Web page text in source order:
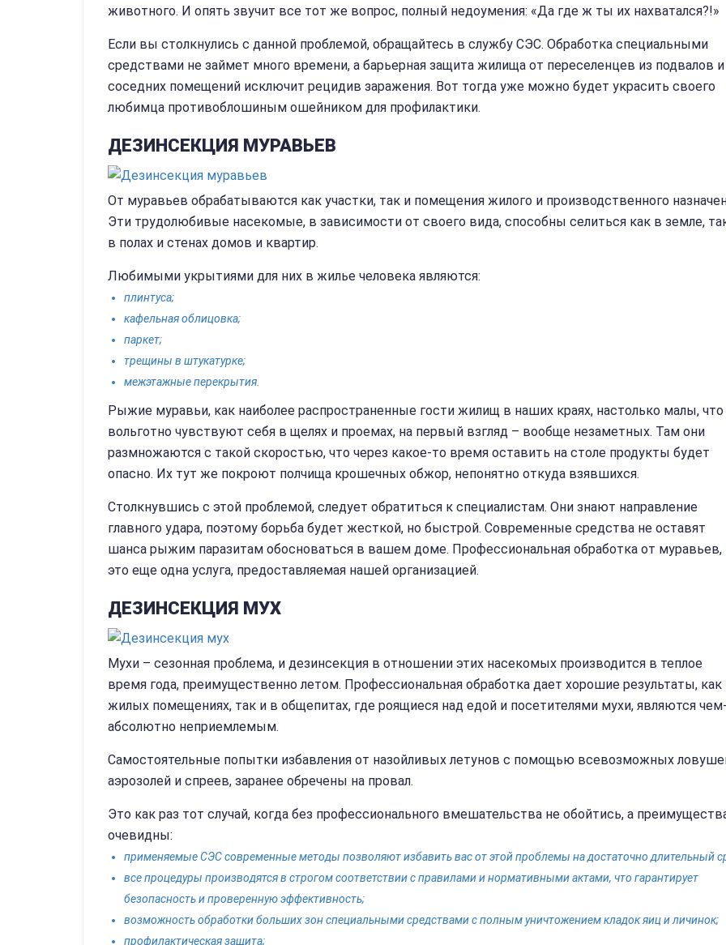
животного. И опять звучит все тот же вопрос, полный недоумения: «Да где ж ты их нахватался?!»
Если вы столкнулись с данной проблемой, обращайтесь в службу СЭС. Обработка специальными
средствами не займет много времени, а барьерная защита жилища от переселенцев из подвалов и
соседних помещений исключит рецидив заражения. Вот тогда уже можно будет украсить своего
любимца противоблошиным ошейником для профилактики.
ДЕЗИНСЕКЦИЯ МУРАВЬЕВ
От муравьев обрабатываются как участки, так и помещения жилого и производственного
Эти трудолюбивые насекомые, в зависимости от своего вида, способны селиться как в земле,
в полах и стенах домов и квартир.
Любимыми укрытиями для них в жилье человека являются:
плинтуса;
кафельная облицовка;
паркет;
трещины в штукатурке;
межэтажные перекрытия.
Рыжие муравьи, как наиболее распространенные гости жилищ в наших краях, настолько малы, что
вольготно чувствуют себя в щелях и проемах, на первый взгляд – вообще незаметных. Там они
размножаются с такой скоростью, что через какое-то время оставить на столе продукты будет
опасно. Их тут же покроют полчища крошечных обжор, непонятно откуда взявшихся.
Столкнувшись с этой проблемой, следует обратиться к специалистам. Они знают направление
главного удара, поэтому борьба будет жесткой, но быстрой. Современные средства не оставят
шанса рыжим паразитам обосноваться в вашем доме. Профессиональная обработка от муравьев,
это еще одна услуга, предоставляемая нашей организацией.
ДЕЗИНСЕКЦИЯ МУХ
Мухи – сезонная проблема, и дезинсекция в отношении этих насекомых производится в теплое
время года, преимущественно летом. Профессиональная обработка дает хорошие результаты, как
жилых помещениях, так и в общепитах, где роящиеся над едой и посетителями мухи, являются
абсолютно неприемлемым.
Самостоятельные попытки избавления от назойливых летунов с помощью всевозможных
аэрозолей и спреев, заранее обречены на провал.
Это как раз тот случай, когда без профессионального вмешательства не обойтись, а
очевидны:
применяемые СЭС современные методы позволяют избавить вас от этой проблемы на достаточно длительный
все процедуры производятся в строгом соответствии с правилами и нормативными актами, что гарантирует
безопасность и проверенную эффективность;
возможность обработки больших зон специальными средствами с полным уничтожением кладок яиц и личинок;
профилактическая защита;